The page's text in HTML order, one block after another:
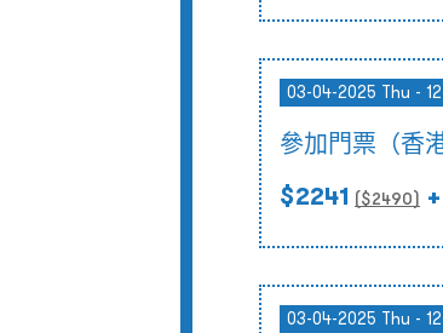
03-04-2025 Thu -
參加門票（香
$2241 ($2490)
03-04-2025 Thu -